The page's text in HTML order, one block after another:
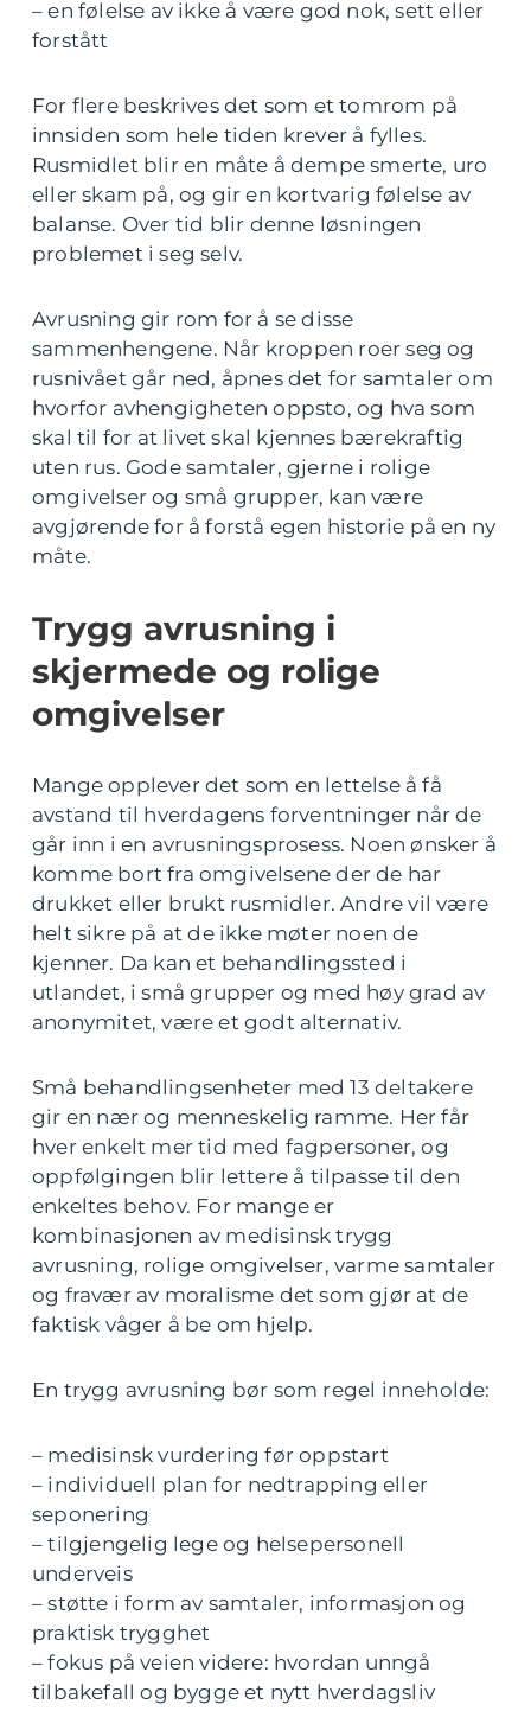
– en følelse av ikke å være god nok, sett eller
forstått
For flere beskrives det som et tomrom på
innsiden som hele tiden krever å fylles.
Rusmidlet blir en måte å dempe smerte, uro
eller skam på, og gir en kortvarig følelse av
balanse. Over tid blir denne løsningen
problemet i seg selv.
Avrusning gir rom for å se disse
sammenhengene. Når kroppen roer seg og
rusnivået går ned, åpnes det for samtaler om
hvorfor avhengigheten oppsto, og hva som
skal til for at livet skal kjennes bærekraftig
uten rus. Gode samtaler, gjerne i rolige
omgivelser og små grupper, kan være
avgjørende for å forstå egen historie på en ny
måte.
Trygg avrusning i
skjermede og rolige
omgivelser
Mange opplever det som en lettelse å få
avstand til hverdagens forventninger når de
går inn i en avrusningsprosess. Noen ønsker å
komme bort fra omgivelsene der de har
drukket eller brukt rusmidler. Andre vil være
helt sikre på at de ikke møter noen de
kjenner. Da kan et behandlingssted i
utlandet, i små grupper og med høy grad av
anonymitet, være et godt alternativ.
Små behandlingsenheter med 13 deltakere
gir en nær og menneskelig ramme. Her får
hver enkelt mer tid med fagpersoner, og
oppfølgingen blir lettere å tilpasse til den
enkeltes behov. For mange er
kombinasjonen av medisinsk trygg
avrusning, rolige omgivelser, varme samtaler
og fravær av moralisme det som gjør at de
faktisk våger å be om hjelp.
En trygg avrusning bør som regel inneholde:
– medisinsk vurdering før oppstart
– individuell plan for nedtrapping eller
seponering
– tilgjengelig lege og helsepersonell
underveis
– støtte i form av samtaler, informasjon og
praktisk trygghet
– fokus på veien videre: hvordan unngå
tilbakefall og bygge et nytt hverdagsliv